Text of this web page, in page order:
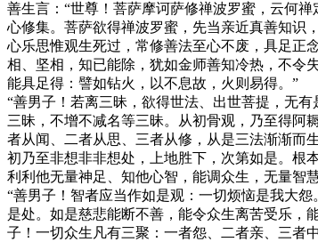
善生言：“世尊！菩萨摩诃萨修禅波罗蜜，云何
心修集。菩萨欲得禅波罗蜜，先当亲近真善知识
心乐思惟观生死过，常修善法至心不废，具足正
相、坚相，知已能除，犹如金师善知冷热，不令
能具足得：譬如钻火，以不息故，火则易得。”
“善男子！若离三昧，欲得世法、出世菩提，无
三昧，不增不减名等三昧。从初骨观，乃至得阿
者从闻、二者从思、三者从修，从是三法渐渐而
初乃至非想非非想处，上地胜下，次第如是。根
利利他无量神足、知他心智，能调众生，无量智
“善男子！智者应当作如是观：一切烦恼是我大
是处。如是慈悲能断不善，能令众生离苦受乐，
子！一切众生凡有三聚：一者怨、二者亲、三者